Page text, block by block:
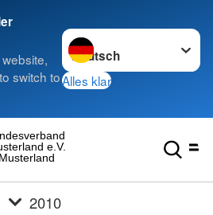
switch to
Sprache wechseln zu
Alles klar
e.V.
2010